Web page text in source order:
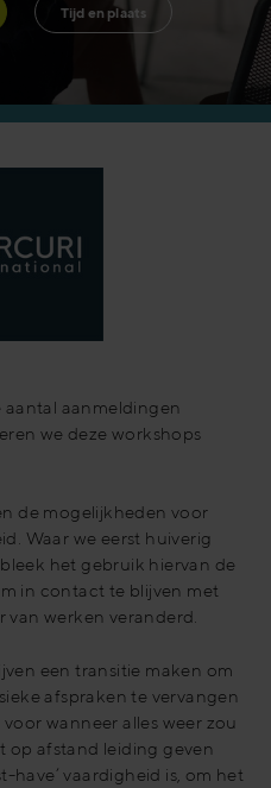
Tijd en plaats
aanmeldingen
we deze workshops
de mogelijkheden voor
Waar we eerst huiverig
het gebruik hiervan de
in contact te blijven met
werken veranderd.
een transitie maken om
afspraken te vervangen
wanneer alles weer zou
op afstand leiding geven
have’ vaardigheid is, om het